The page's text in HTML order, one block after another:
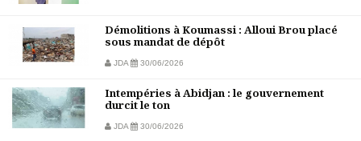
Démolitions à Koumassi : Alloui Brou placé
sous mandat de dépôt
JDA 30/06/2026
Intempéries à Abidjan : le gouvernement
durcit le ton
JDA 30/06/2026